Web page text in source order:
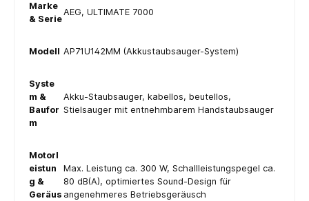
Marke
& Serie
AEG, ULTIMATE 7000
Modell AP71U142MM (Akkustaubsauger-System)
Syste
m &
Baufor
m
Akku-Staubsauger, kabellos, beutellos,
Stielsauger mit entnehmbarem Handstaubsauger
Motorl
eistun
g &
Geräus
Max. Leistung ca. 300 W, Schallleistungspegel ca.
80 dB(A), optimiertes Sound-Design für
angenehmeres Betriebsgeräusch